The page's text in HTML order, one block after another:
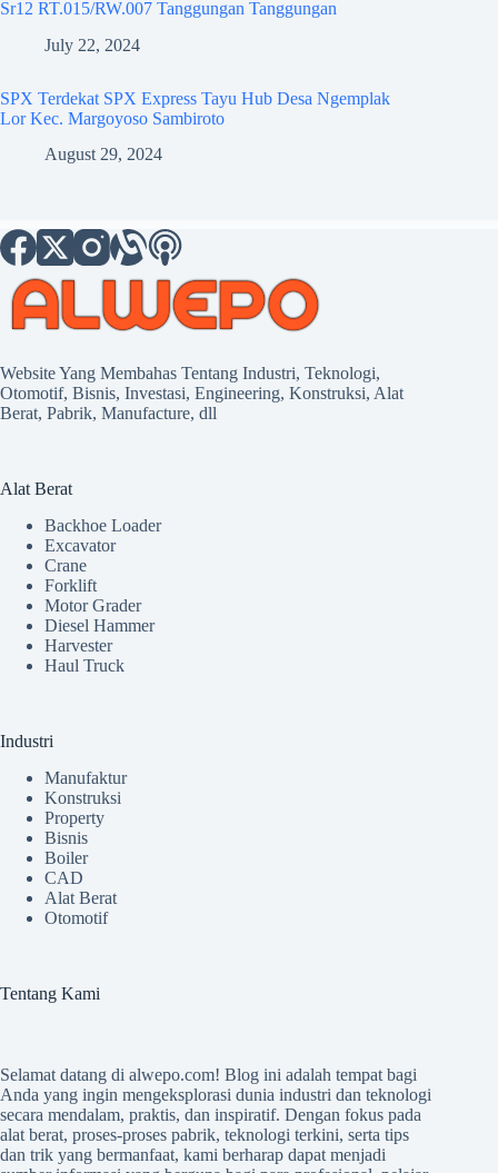
Sr12 RT.015/RW.007 Tanggungan Tanggungan
July 22, 2024
SPX Terdekat SPX Express Tayu Hub Desa Ngemplak
Lor Kec. Margoyoso Sambiroto
August 29, 2024
Website Yang Membahas Tentang Industri, Teknologi,
Otomotif, Bisnis, Investasi, Engineering, Konstruksi, Alat
Berat, Pabrik, Manufacture, dll
Alat Berat
Backhoe Loader
Excavator
Crane
Forklift
Motor Grader
Diesel Hammer
Harvester
Haul Truck
Industri
Manufaktur
Konstruksi
Property
Bisnis
Boiler
CAD
Alat Berat
Otomotif
Tentang Kami
Selamat datang di alwepo.com! Blog ini adalah tempat bagi
Anda yang ingin mengeksplorasi dunia industri dan teknologi
secara mendalam, praktis, dan inspiratif. Dengan fokus pada
alat berat, proses-proses pabrik, teknologi terkini, serta tips
dan trik yang bermanfaat, kami berharap dapat menjadi